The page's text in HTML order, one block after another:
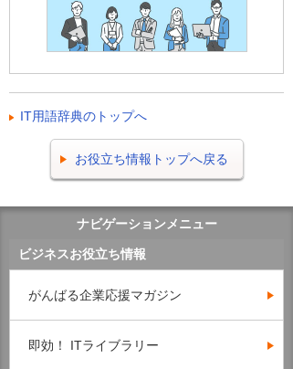
IT用語辞典のトップへ
お役立ち情報トップへ戻る
ナビゲーションメニュー
ビジネスお役立ち情報
がんばる企業応援マガジン
即効！ ITライブラリー